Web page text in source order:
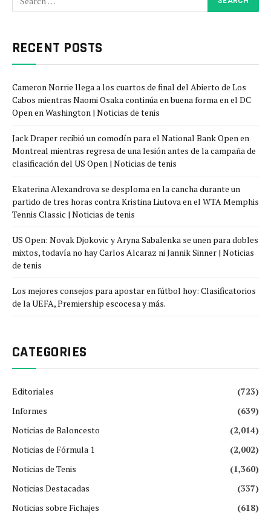
RECENT POSTS
Cameron Norrie llega a los cuartos de final del Abierto de Los
Cabos mientras Naomi Osaka continúa en buena forma en el DC
Open en Washington | Noticias de tenis
Jack Draper recibió un comodín para el National Bank Open en
Montreal mientras regresa de una lesión antes de la campaña de
clasificación del US Open | Noticias de tenis
Ekaterina Alexandrova se desploma en la cancha durante un
partido de tres horas contra Kristina Liutova en el WTA Memphis
Tennis Classic | Noticias de tenis
US Open: Novak Djokovic y Aryna Sabalenka se unen para dobles
mixtos, todavía no hay Carlos Alcaraz ni Jannik Sinner | Noticias
de tenis
Los mejores consejos para apostar en fútbol hoy: Clasificatorios
de la UEFA, Premiership escocesa y más.
CATEGORIES
Editoriales
(723)
Informes
(639)
Noticias de Baloncesto
(2,014)
Noticias de Fórmula 1
(2,002)
Noticias de Tenis
(1,360)
Noticias Destacadas
(337)
Noticias sobre Fichajes
(618)